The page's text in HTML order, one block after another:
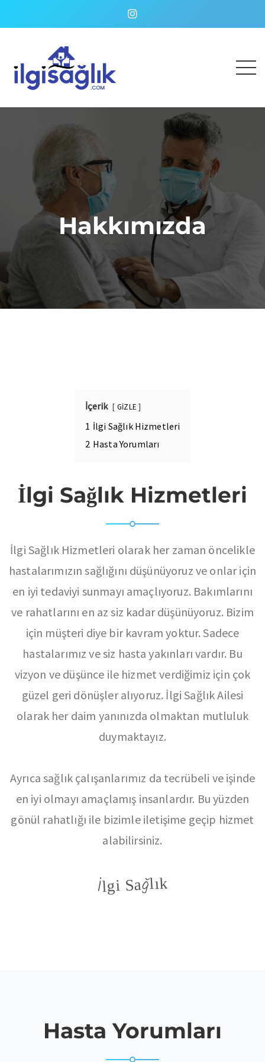
Hakkımızda
İçerik GİZLE
1 İlgi Sağlık Hizmetleri
2 Hasta Yorumları
İlgi Sağlık Hizmetleri
İlgi Sağlık Hizmetleri olarak her zaman öncelikle
hastalarımızın sağlığını düşünüyoruz ve onlar için
en iyi tedaviyi sunmayı amaçlıyoruz. Bakımlarını
ve rahatlarını en az siz kadar düşünüyoruz. Bizim
için müşteri diye bir kavram yoktur. Sadece
hastalarımız ve siz hasta yakınları vardır. Bu
vizyon ve düşünce ile hizmet verdiğimiz için çok
güzel geri dönüşler alıyoruz. İlgi Sağlık Ailesi
olarak her daim yanınızda olmaktan mutluluk
duymaktayız.
Ayrıca sağlık çalışanlarımız da tecrübeli ve işinde
en iyi olmayı amaçlamış insanlardır. Bu yüzden
gönül rahatlığı ile bizimle iletişime geçip hizmet
alabilirsiniz.
İlgi Sağlık
Hasta Yorumları